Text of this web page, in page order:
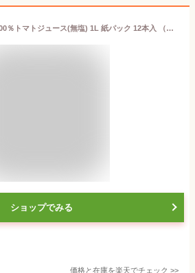
バハール マルレ 100％トマトジュース(無塩) 1L 紙パック 12本入 （野菜ジュース）
ショップでみる
価格と在庫を楽天でチェック >>